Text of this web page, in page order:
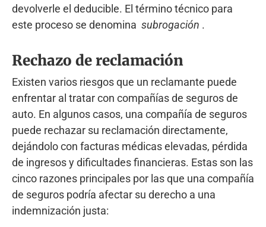
devolverle el deducible. El término técnico para
este proceso se denomina subrogación .
Rechazo de reclamación
Existen varios riesgos que un reclamante puede
enfrentar al tratar con compañías de seguros de
auto. En algunos casos, una compañía de seguros
puede rechazar su reclamación directamente,
dejándolo con facturas médicas elevadas, pérdida
de ingresos y dificultades financieras. Estas son las
cinco razones principales por las que una compañía
de seguros podría afectar su derecho a una
indemnización justa: